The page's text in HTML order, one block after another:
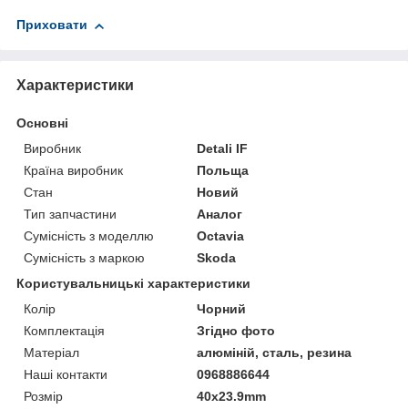
Приховати
Характеристики
Основні
Виробник
Detali IF
Країна виробник
Польща
Стан
Новий
Тип запчастини
Аналог
Сумісність з моделлю
Octavia
Сумісність з маркою
Skoda
Користувальницькі характеристики
Колір
Чорний
Комплектація
Згідно фото
Матеріал
алюміній, сталь, резина
Наші контакти
0968886644
Розмір
40х23.9mm